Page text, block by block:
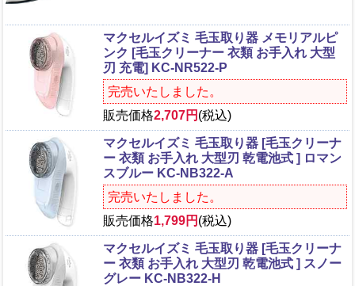
マクセルイズミ 毛玉取り器 メモリアルピ
ンク [毛玉クリーナー 衣類 お手入れ 大型
刃 充電] KC-NR522-P
完売いたしました。
販売価格2,707円 (税込)
マクセルイズミ 毛玉取り器 [毛玉クリーナ
ー 衣類 お手入れ 大型刃 乾電池式 ] ロマン
スブルー KC-NB322-A
完売いたしました。
販売価格1,799円 (税込)
マクセルイズミ 毛玉取り器 [毛玉クリーナ
ー 衣類 お手入れ 大型刃 乾電池式 ] スノー
グレー KC-NB322-H